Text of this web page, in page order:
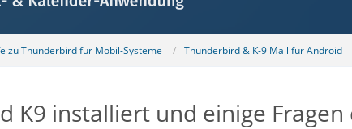
zu Thunderbird für Mobil-Systeme Thunderbird & K-9 Mail für Android
K9 installiert und einige Fragen